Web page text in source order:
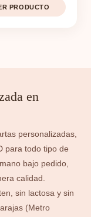
PRODUCTO
en
personalizadas,
para todo tipo de
bajo pedido,
calidad.
sin lactosa y sin
(Metro